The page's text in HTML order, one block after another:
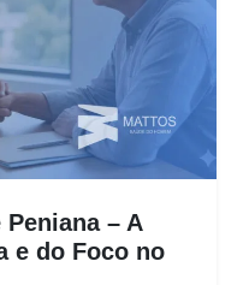
– A
e do Foco no